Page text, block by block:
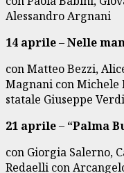
Alessandro Argnani
14 aprile–Nelle
con Matteo Bezzi,
Magnani con
statale Giuseppe Verdi
21 aprile– “Palma
con Giorgia Salerno,
Redaelli con